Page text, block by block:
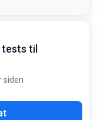
for at få den
tjek
de udvalgte pakker
tests til
siden